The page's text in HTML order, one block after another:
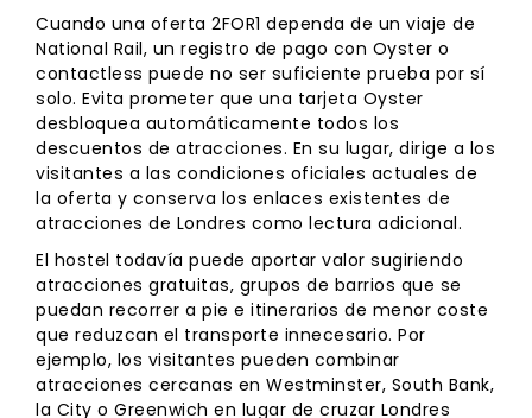
Cuando una oferta 2FOR1 dependa de un viaje de
National Rail, un registro de pago con Oyster o
contactless puede no ser suficiente prueba por sí
solo. Evita prometer que una tarjeta Oyster
desbloquea automáticamente todos los
descuentos de atracciones. En su lugar, dirige a los
visitantes a las condiciones oficiales actuales de
la oferta y conserva los enlaces existentes de
atracciones de Londres como lectura adicional.
El hostel todavía puede aportar valor sugiriendo
atracciones gratuitas, grupos de barrios que se
puedan recorrer a pie e itinerarios de menor coste
que reduzcan el transporte innecesario. Por
ejemplo, los visitantes pueden combinar
atracciones cercanas en Westminster, South Bank,
la City o Greenwich en lugar de cruzar Londres